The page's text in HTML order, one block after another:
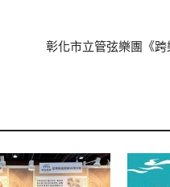
彰化市立管弦樂團《